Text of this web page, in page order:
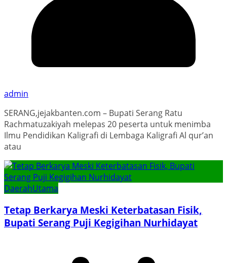
admin
SERANG,jejakbanten.com – Bupati Serang Ratu
Rachmatuzakiyah melepas 20 peserta untuk menimba
Ilmu Pendidikan Kaligrafi di Lembaga Kaligrafi Al qur’an
atau
DaerahUtama
Tetap Berkarya Meski Keterbatasan Fisik,
Bupati Serang Puji Kegigihan Nurhidayat